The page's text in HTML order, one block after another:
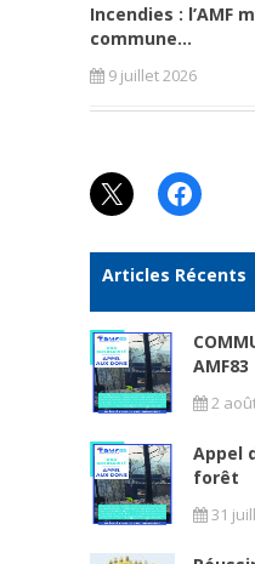
Incendies : l’AMF
commune...
9 juillet 2026
X
Articles Récents
AMF83
2
Appel
forêt
31